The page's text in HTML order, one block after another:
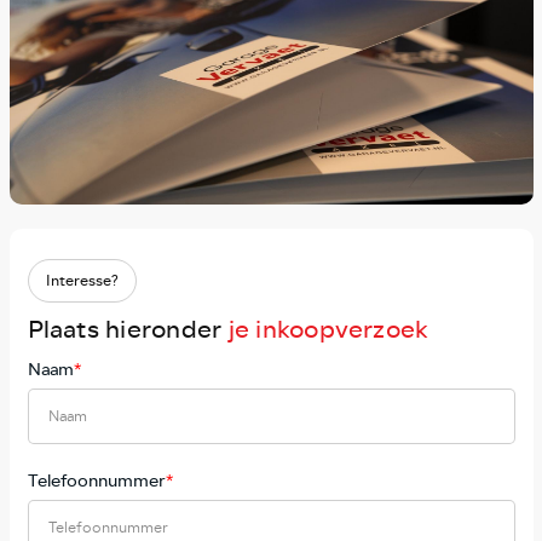
Interesse?
Plaats hieronder je inkoopverzoek
Naam*
Telefoonnummer*